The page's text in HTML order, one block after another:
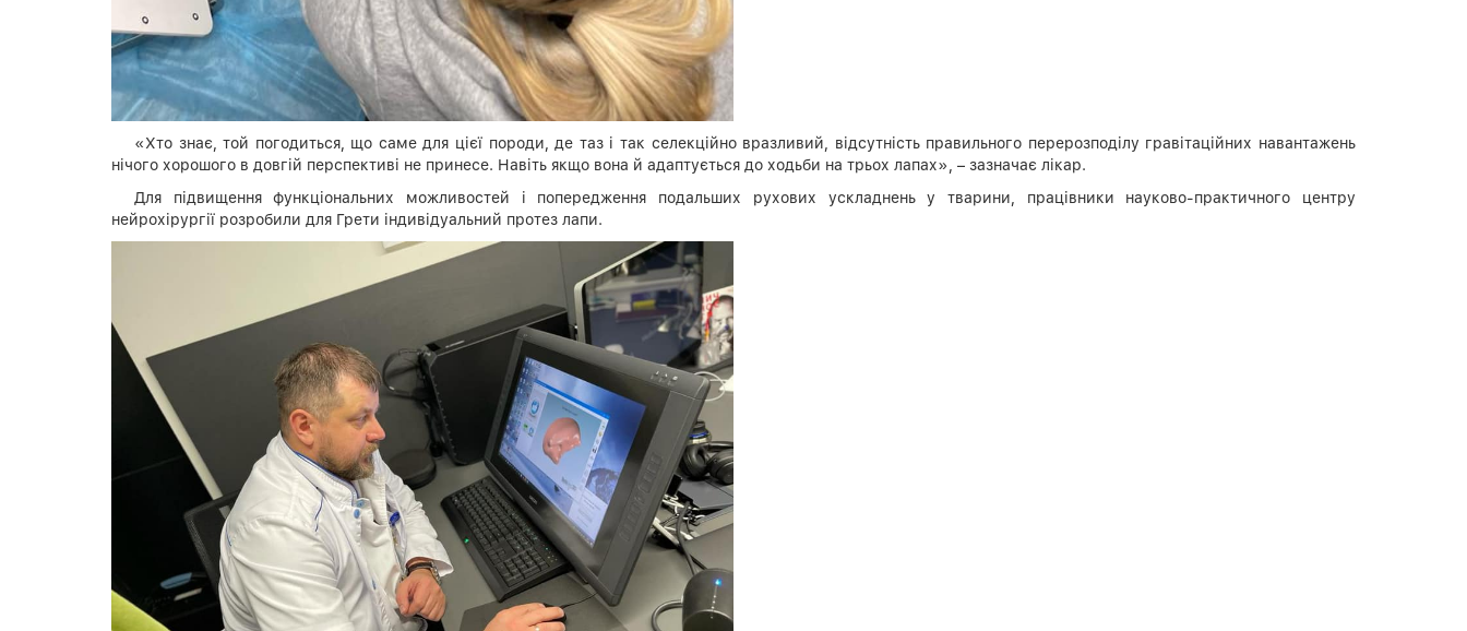
«Хто знає, той погодиться, що саме для цієї породи, де таз і так селекційно вразливий, відсутність правильного перерозподілу гравітаційних навантажень
нічого хорошого в довгій перспективі не принесе. Навіть якщо вона й адаптується до ходьби на трьох лапах», – зазначає лікар.
Для підвищення функціональних можливостей і попередження подальших рухових ускладнень у тварини, працівники науково-практичного центру
нейрохірургії розробили для Грети індивідуальний протез лапи.